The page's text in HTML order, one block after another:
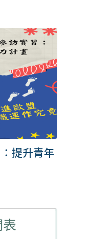
提升青年